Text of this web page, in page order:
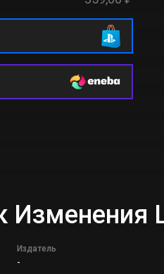
Изменения
Издатель
-